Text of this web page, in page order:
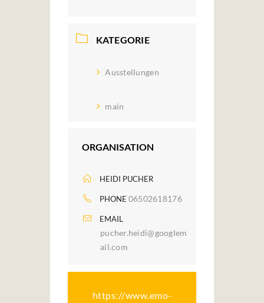
KATEGORIE
Ausstellungen
main
ORGANISATION
HEIDI PUCHER
PHONE 06502618176
EMAIL
pucher.heidi@googlem
ail.com
https://www.emo-